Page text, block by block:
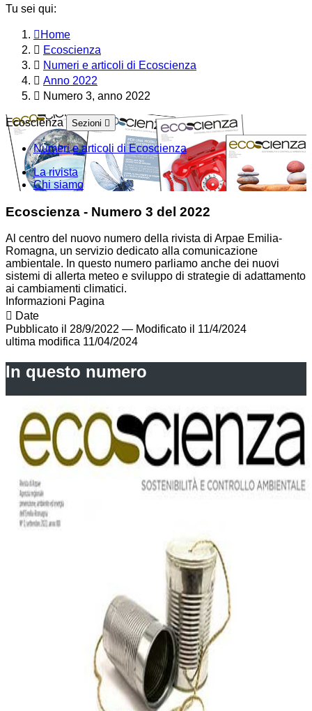
Tu sei qui:
Home
Ecoscienza
Numeri e articoli di Ecoscienza
Anno 2022
Numero 3, anno 2022
Ecoscienza Sezioni
Numeri e articoli di Ecoscienza
La rivista
Chi siamo
Ecoscienza - Numero 3 del 2022
Al centro del nuovo numero della rivista di Arpae Emilia-
Romagna, un servizio dedicato alla comunicazione
ambientale. In questo numero parliamo anche dei nuovi
sistemi di allerta meteo e sviluppo di strategie di adattamento
ai cambiamenti climatici.
Informazioni Pagina
Date
Pubblicato il 28/9/2022 — Modificato il 11/4/2024
ultima modifica 11/04/2024
In questo numero